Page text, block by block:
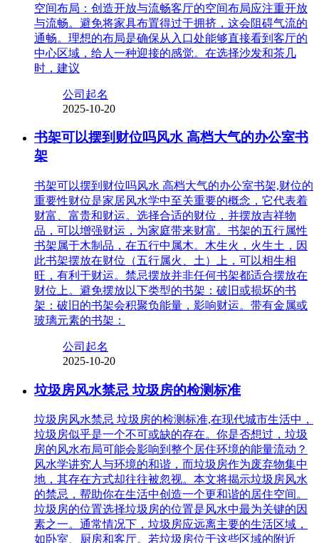
空间布局：创造开放与流畅客厅的空间布局应注重开放
与流畅。避免将家具布置得过于拥挤，这会阻碍气流的
通畅。理想的布局是确保从入口处能够直接看到客厅的
中心区域，给人一种迎接的感觉。在选择沙发和茶几
时，建议
公司起名
2025-10-20
书架可以摆到财位吗风水 高档大气的办公室书
架
书架可以摆到财位吗风水 高档大气的办公室书架,财位的
重要性财位是家居风水学中至关重要的概念，它代表着
财富、富贵和财运。选择合适的财位，并摆放吉祥物
品，可以增强财运，为家庭带来财富。书架的五行属性
书架属于木制品，在五行中属木。木生火，火生土，因
此书架摆放在财位（五行属火、土）上，可以相生相
旺，有利于财运。禁忌摆放并非任何书架都适合摆放在
财位上。避免摆放以下类型的书架：破旧或损坏的书
架：破旧的书架会积聚负能量，影响财运。带有金属或
玻璃元素的书架：
公司起名
2025-10-20
垃圾房风水禁忌 垃圾房的检测标准
垃圾房风水禁忌 垃圾房的检测标准,在现代城市生活中，
垃圾房似乎是一个不可或缺的存在。你是否想过，垃圾
房的风水布局可能会影响到整个居住环境的能量流动？
风水学讲究人与环境的和谐，而垃圾房作为废弃物集中
地，其存在方式却往往被忽视。本文将揭示垃圾房风水
的禁忌，帮助你在生活中创造一个更和谐的居住空间。
垃圾房的位置选择垃圾房的位置是风水中最为关键的因
素之一。通常情况下，垃圾房应远离主要的生活区域，
如卧室、厨房和客厅。若垃圾房位于这些区域的附近